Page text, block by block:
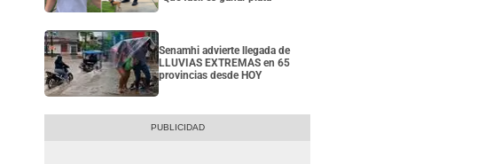
Senamhi advierte llegada de
LLUVIAS EXTREMAS en 65
provincias desde HOY